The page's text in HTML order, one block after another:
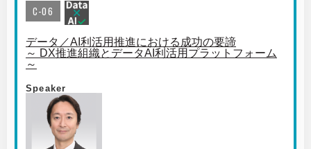
C-06
データ／AI利活用推進における成功の要諦
～ DX推進組織とデータAI利活用プラットフォーム
～
Speaker